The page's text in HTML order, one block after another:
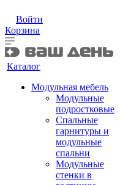
Войти
Корзина
Каталог
Модульная мебель
Модульные
подростковые
Спальные
гарнитуры и
модульные
спальни
Модульные
стенки в